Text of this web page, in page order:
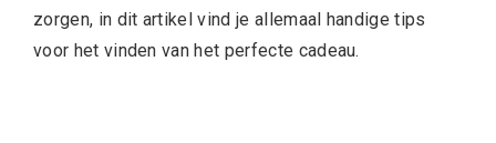
zorgen, in dit artikel vind je allemaal handige tips
voor het vinden van het perfecte cadeau.